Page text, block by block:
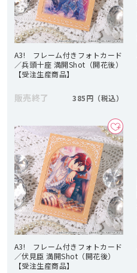
A3! フレーム付きフォトカード
／兵頭十座 満開Shot（開花後）
【受注生産商品】
販売終了 385円
A3! フレーム付きフォトカード
／伏見臣 満開Shot（開花後）
【受注生産商品】